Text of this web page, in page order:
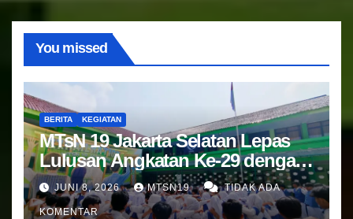
You missed
BERITA KEGIATAN
MTsN 19 Jakarta Selatan Lepas
Lulusan Angkatan Ke-29 dengan
Doa dan Harapan Terbaik
JUNI 8, 2026 MTSN19 TIDAK ADA
KOMENTAR